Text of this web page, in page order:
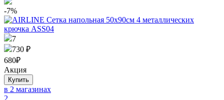
-7%
7
730 ₽
680₽
Акция
в 2 магазинах
2